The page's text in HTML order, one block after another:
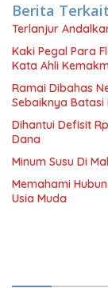
Berita Terkait
Terlanjur
Kaki Pegal Para
Kata Ahli
Ramai Dibahas
Sebaiknya Batasi
Dihantui Defisit
Dana
Minum Susu Di
Memahami
Usia Muda